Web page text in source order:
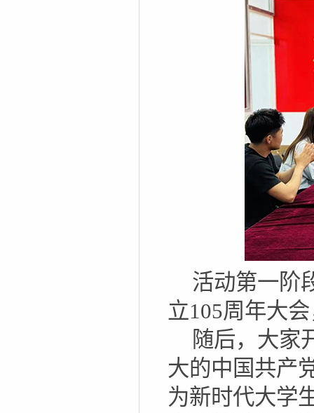
活动第一阶
立105周年大
随后，大家
大的中国共产
为新时代大学